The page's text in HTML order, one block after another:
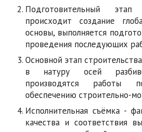
Подготовительный
происходит создание
основы, выполняется
проведения последующих
Основной этап
в натуру осей
производятся работы
обеспечению строительно-
Исполнительная съёмка -
качества и соответствия